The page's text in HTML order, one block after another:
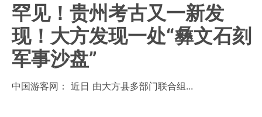
罕见！贵州考古又一新发
现！大方发现一处“彝文石刻
军事沙盘”
中国游客网： 近日 由大方县多部门联合组...